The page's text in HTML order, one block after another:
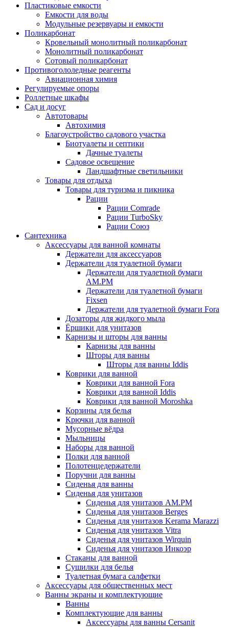
Пластиковые емкости
Емкости для воды
Модульные резервуары и емкости
Поликарбонат
Кровельный монолитный поликарбонат
Монолитный поликарбонат
Сотовый поликарбонат
Противогололедные реагенты
Авиационная химия
Регулируемые опоры
Роллетные шкафы
Сад и досуг
Автотовары
Автохимия
Благоустройство садового участка
Биотуалеты и септики
Дачные туалеты
Садовое освещение
Ландшафтные светильники
Товары для отдыха
Товары для туризма и пикника
Рации
Рации Comrade
Рации TurboSky
Рации Союз
Сантехника
Аксессуары для ванной комнаты
Держатели для аксессуаров
Держатели для туалетной бумаги
Держатели для туалетной бумаги
AM.PM
Держатели для туалетной бумаги
Fixsen
Держатели для туалетной бумаги Fora
Дозаторы для жидкого мыла
Ёршики для унитазов
Карнизы и шторы для ванны
Карнизы для ванны
Шторы для ванны
Шторы для ванны Iddis
Коврики для ванной
Коврики для ванной Fora
Коврики для ванной Iddis
Коврики для ванной Moroshka
Корзины для белья
Крючки для ванной
Мусорные вёдра
Мыльницы
Наборы для ванной
Полки для ванной
Полотенцедержатели
Поручни для ванны
Сиденья для ванны
Сиденья для унитазов
Сиденья для унитазов AM.PM
Сиденья для унитазов Berges
Сиденья для унитазов Kerama Marazzi
Сиденья для унитазов Vitra
Сиденья для унитазов Wirquin
Сиденья для унитазов Инкоэр
Стаканы для ванной
Сушилки для белья
Туалетная бумага салфетки
Аксессуары для общественных мест
Ванны экраны и комплектующие
Ванны
Комплектующие для ванны
Аксессуары для ванны Cersanit